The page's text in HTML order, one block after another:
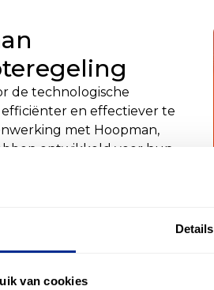
Details
van cookies
de technologische
en effectiever te
met Hoopman,
ontwikkeld voor hun
belooft een
uitgevoerd tijdens het
uitdaging
opgebouwd met hun
met sensoren om de